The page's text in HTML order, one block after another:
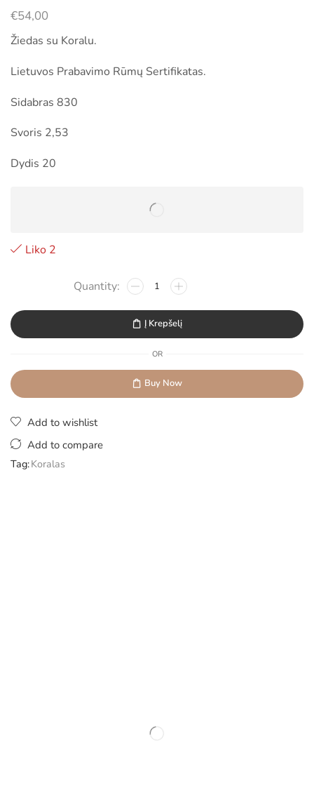
€54,00
Žiedas su Koralu.
Lietuvos Prabavimo Rūmų Sertifikatas.
Sidabras 830
Svoris 2,53
Dydis 20
Liko 2
Į Krepšelį
OR
Buy Now
Add to wishlist
Add to compare
Tag:Koralas